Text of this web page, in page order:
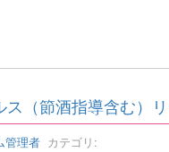
（節酒指導含む）
管理者カテゴリ: